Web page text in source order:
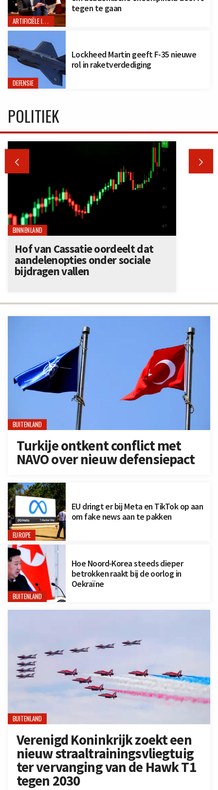
ARTIFICIËLE INTELLIGENTIE
tegen te gaan
DEFENSIE
Lockheed Martin geeft F-35 nieuwe
rol in raketverdediging
BUITENLAND
Turkije ontkent conflict met
NAVO over nieuw defensiepact
EUROPE
EU dringt er bij Meta en TikTok op aan
om fake news aan te pakken
BUITENLAND
Hoe Noord-Korea steeds dieper
betrokken raakt bij de oorlog in
Oekraïne
BUITENLAND
Verenigd Koninkrijk zoekt een
nieuw straaltrainingsvliegtuig
ter vervanging van de Hawk T1
tegen 2030
POLITIEK
 
BINNENLAND
Hof van Cassatie oordeelt dat
aandelenopties onder sociale
bijdragen vallen